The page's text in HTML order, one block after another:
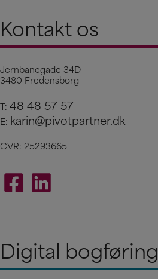
Kontakt os
Jernbanegade 34D
3480 Fredensborg
T: 48 48 57 57
E: karin@pivotpartner.dk
CVR: 25293665
Digital bogføring